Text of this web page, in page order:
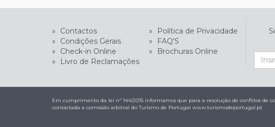
» Contactos »
Política de Privacidade
»
Condições Gerais »
FAQ'S
»
Check-in Online »
Brochuras Online
»
Livro de Reclamações
Em cumprimento da lei nº 144/2015 informamos que para a resolução de conflitos de
contactada a comissão arbitral do Turismo de Portugal www.turismodeportugal.pt